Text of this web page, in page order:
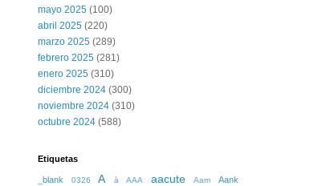
mayo 2025 (100)
abril 2025 (220)
marzo 2025 (289)
febrero 2025 (281)
enero 2025 (310)
diciembre 2024 (300)
noviembre 2024 (310)
octubre 2024 (588)
Etiquetas
_blank 0326 A à AAA aacute Aam Aank